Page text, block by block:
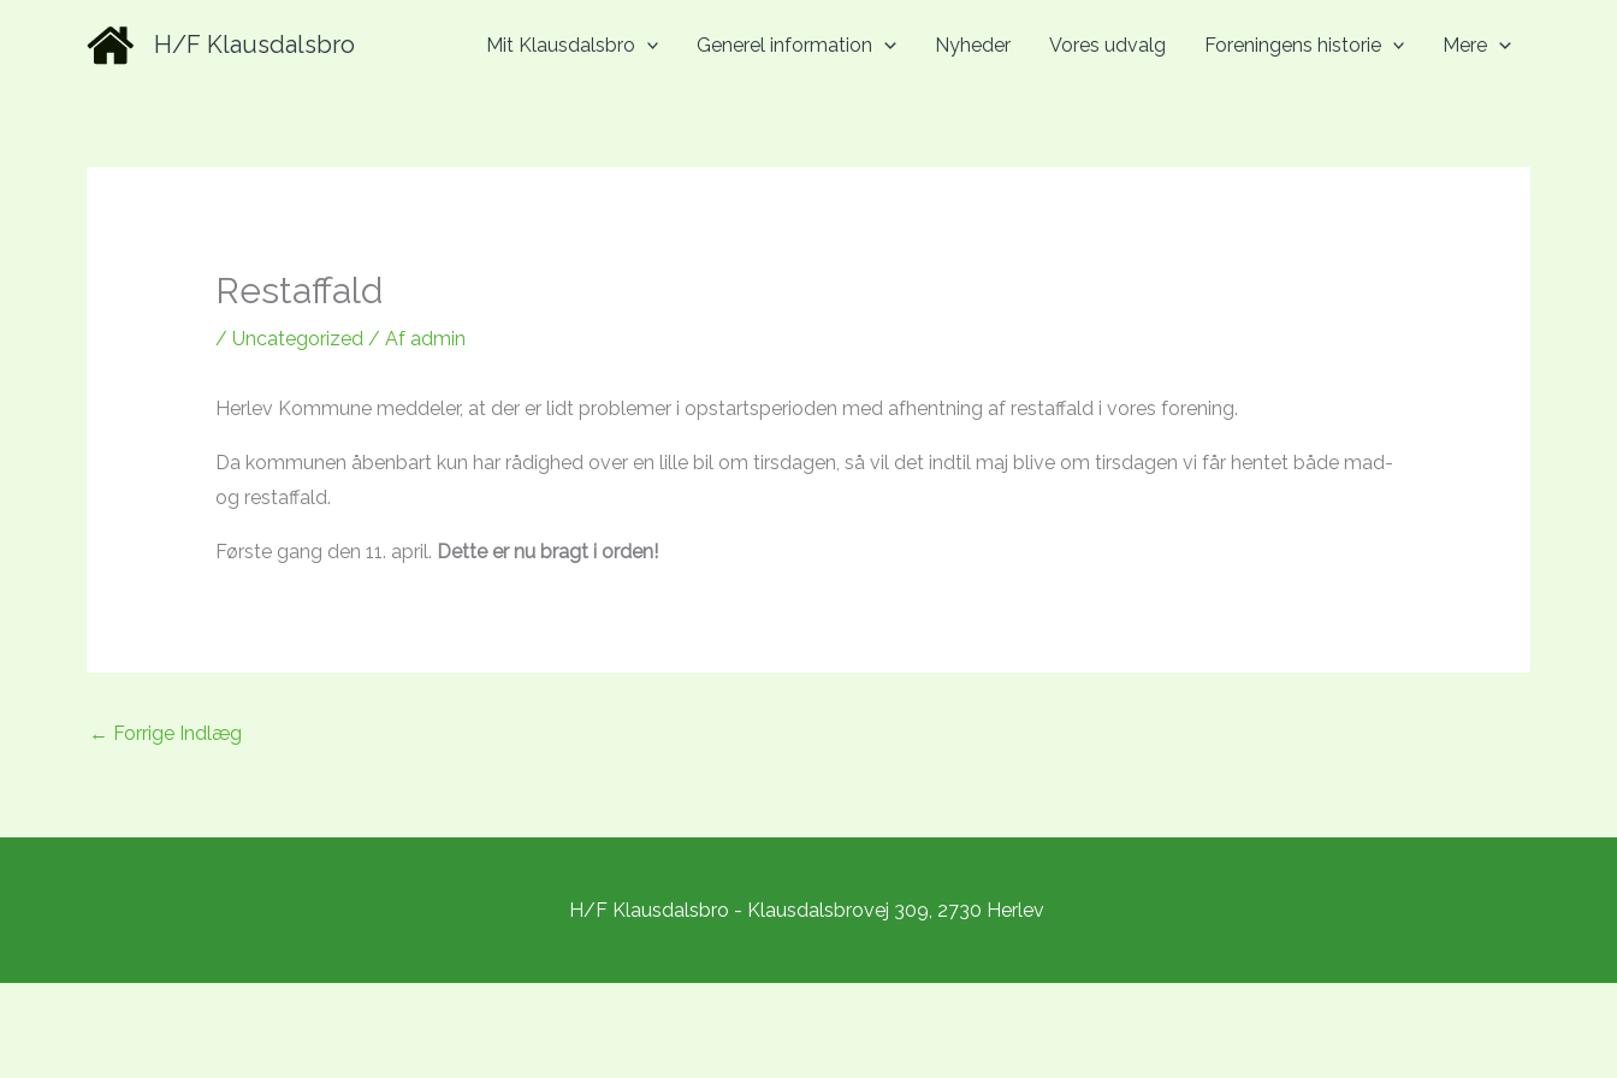
H/F Klausdalsbro Mit Klausdalsbro Generel information Nyheder Vores udvalg Foreningens historie Mere
Restaffald
/ Uncategorized/ Af admin
Herlev Kommune meddeler, at der er lidt problemer i opstartsperioden med afhentning af restaffald i vores forening.
Da kommunen åbenbart kun har rådighed over en lille bil om tirsdagen, så vil det indtil maj blive om tirsdagen vi får hentet både mad-
og restaffald.
Første gang den 11. april. Dette er nu bragt i orden!
← Forrige Indlæg
H/F Klausdalsbro - Klausdalsbrovej 309, 2730 Herlev